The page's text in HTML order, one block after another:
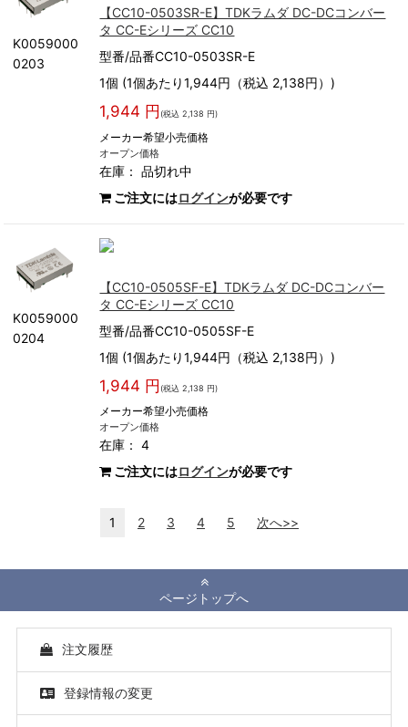
K0059000
0203
【CC10-0503SR-E】TDKラムダ DC-DCコンバー
タ CC-Eシリーズ CC10
型番/品番CC10-0503SR-E
1個 (1個あたり1,944円（税込 2,138円）)
1,944 円 (税込 2,138 円)
メーカー希望小売価格
オープン価格
在庫：品切れ中
ご注文にはログインが必要です
K0059000
0204
【CC10-0505SF-E】TDKラムダ DC-DCコンバー
タ CC-Eシリーズ CC10
型番/品番CC10-0505SF-E
1個 (1個あたり1,944円（税込 2,138円）)
1,944 円 (税込 2,138 円)
メーカー希望小売価格
オープン価格
在庫： 4
ご注文にはログインが必要です
1 2 3 4 5 次へ>>
ページトップへ
注文履歴
登録情報の変更